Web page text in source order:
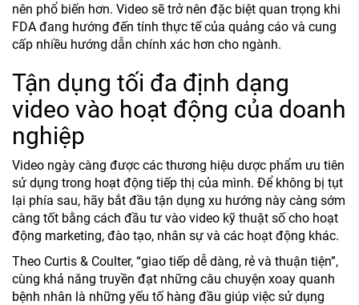
nên phổ biến hơn. Video sẽ trở nên đặc biệt quan trọng khi
FDA đang hướng đến tính thực tế của quảng cáo và cung
cấp nhiều hướng dẫn chính xác hơn cho ngành.
Tận dụng tối đa định dạng
video vào hoạt động của doanh
nghiệp
Video ngày càng được các thương hiệu dược phẩm ưu tiên
sử dụng trong hoạt động tiếp thị của mình. Để không bị tụt
lại phía sau, hãy bắt đầu tận dụng xu hướng này càng sớm
càng tốt bằng cách đầu tư vào video kỹ thuật số cho hoạt
động marketing, đào tạo, nhân sự và các hoạt động khác.
Theo Curtis & Coulter, “giao tiếp dễ dàng, rẻ và thuận tiện”,
cùng khả năng truyền đạt những câu chuyện xoay quanh
bệnh nhân là những yếu tố hàng đầu giúp việc sử dụng